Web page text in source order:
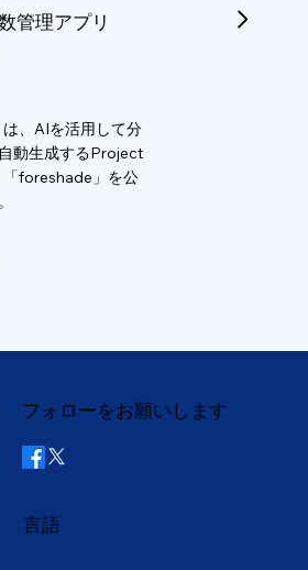
管理アプリ
、AIを活用して分
動生成するProject
foreshade」を公
フォローをお願いします
言語